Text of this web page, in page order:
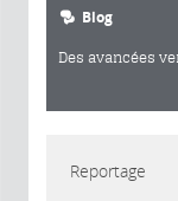
Blog
Des avancées
Reportage